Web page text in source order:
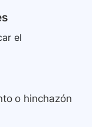
el
o hinchazón